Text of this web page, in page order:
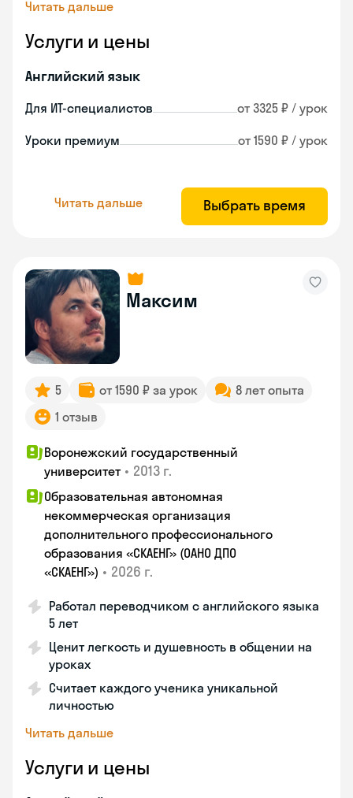
Читать дальше
Услуги и цены
Английский язык
Для ИТ-специалистов от 3325 ₽ / урок
Уроки премиум от 1590 ₽ / урок
Читать дальше Выбрать время
Максим
5 от 1590 ₽ за урок
8 лет опыта
1 отзыв
Воронежский государственный
университет • 2013 г.
Образовательная автономная
некоммерческая организация
дополнительного профессионального
образования «СКАЕНГ» (ОАНО ДПО
«СКАЕНГ») • 2026 г.
Работал переводчиком с английского языка
5 лет
Ценит легкость и душевность в общении на
уроках
Считает каждого ученика уникальной
личностью
Читать дальше
Услуги и цены